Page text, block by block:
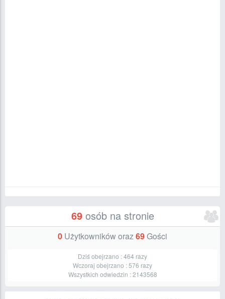
69osób na stronie
0 Użytkowników oraz69Gości
Dziś obejrzano :464 razy
Wczoraj obejrzano :576 razy
Wszystkich odwiedzin :2143568